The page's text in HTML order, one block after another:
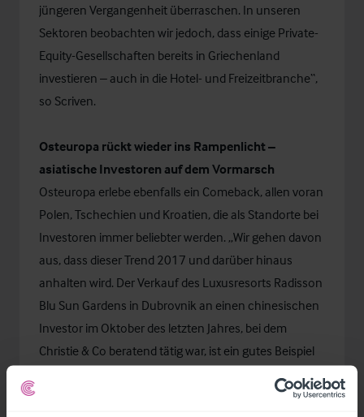
jüngeren Vergangenheit überraschen. In unseren
Sektoren beobachten wir jedoch, dass einige Private-
Equity-Gesellschaften bereits in Griechenland
investieren – auch in die Hotel- und Freizeitbranche“,
so Scriven.
Osteuropa rückt wieder ins Rampenlicht –
asiatische Investoren auf dem Vormarsch
Osteuropa erlebe ebenfalls ein Comeback, allen voran
Polen, Tschechien und Kroatien, die als Standorte bei
Investoren immer beliebter werden. „Wir gehen davon
aus, dass dieser Trend 2017 und darüber hinaus
anhalten wird. Der Verkauf des Luxusresorts Radisson
Blu Sun Gardens in Dubrovnik an einen chinesischen
Investor im Oktober des letzten Jahres, bei dem
Christie & Co beratend tätig war, ist ein gutes Beispiel
Osteuropa. Es zeigt aber auch das gesteigerte